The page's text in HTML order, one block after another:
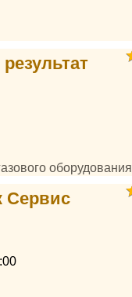
оборудования
Сервис